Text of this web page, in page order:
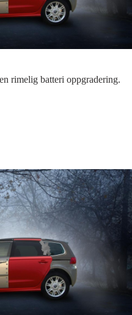
rimelig batteri oppgradering.